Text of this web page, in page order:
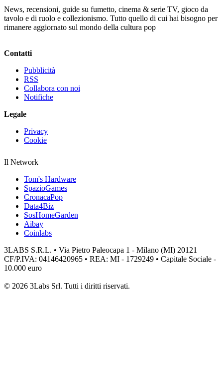
News, recensioni, guide su fumetto, cinema & serie TV, gioco da
tavolo e di ruolo e collezionismo. Tutto quello di cui hai bisogno per
rimanere aggiornato sul mondo della cultura pop
Contatti
Pubblicità
RSS
Collabora con noi
Notifiche
Legale
Privacy
Cookie
Il Network
Tom's Hardware
SpazioGames
CronacaPop
Data4Biz
SosHomeGarden
Aibay
Coinlabs
3LABS S.R.L. • Via Pietro Paleocapa 1 - Milano (MI) 20121
CF/P.IVA: 04146420965 • REA: MI - 1729249 • Capitale Sociale -
10.000 euro
© 2026 3Labs Srl. Tutti i diritti riservati.